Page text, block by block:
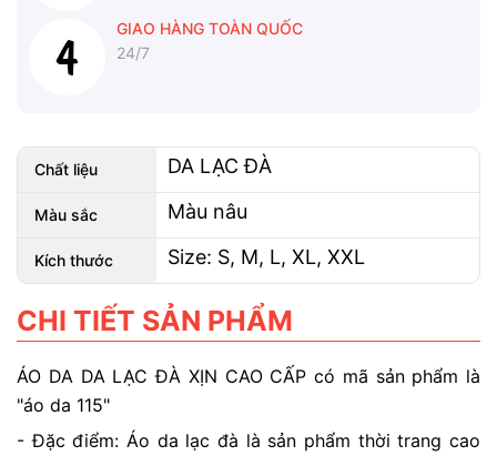
GIAO HÀNG TOÀN QUỐC
24/7
Chất liệu DA LẠC ĐÀ
Màu sắc Màu nâu
Kích thước Size: S, M, L, XL, XXL
CHI TIẾT SẢN PHẨM
ÁO DA DA LẠC ĐÀ XỊN CAO CẤP có mã sản phẩm là
"áo da 115"
- Đặc điểm: Áo da lạc đà là sản phẩm thời trang cao